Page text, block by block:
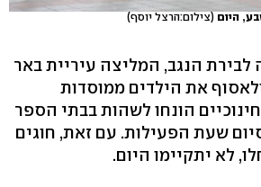
היום (צילום:הרצל יוסף)
לבירת הנגב, המליצה עיריית באר
את הילדים ממוסדות
הונחו לשהות בבתי הספר
שעת הפעילות. עם זאת, חוגים
לא יתקיימו היום.